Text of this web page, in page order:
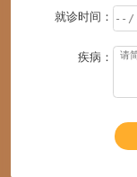
就诊时间：
疾病：